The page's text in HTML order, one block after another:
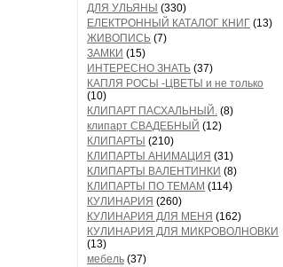
ДЛЯ УЛЬЯНЫ (330)
ЕЛЕКТРОННЫЙ КАТАЛОГ КНИГ (13)
ЖИВОПИСЬ (7)
ЗАМКИ (15)
ИНТЕРЕСНО ЗНАТЬ (37)
КАПЛЯ РОСЫ -ЦВЕТЫ и не только
(10)
КЛИПАРТ ПАСХАЛЬНЫЙ. (8)
клипарт СВАДЕБНЫЙ (12)
КЛИПАРТЫ (210)
КЛИПАРТЫ АНИМАЦИЯ (31)
КЛИПАРТЫ ВАЛЕНТИНКИ (8)
КЛИПАРТЫ ПО ТЕМАМ (114)
КУЛИНАРИЯ (260)
КУЛИНАРИЯ ДЛЯ МЕНЯ (162)
КУЛИНАРИЯ ДЛЯ МИКРОВОЛНОВКИ
(13)
мебель (37)